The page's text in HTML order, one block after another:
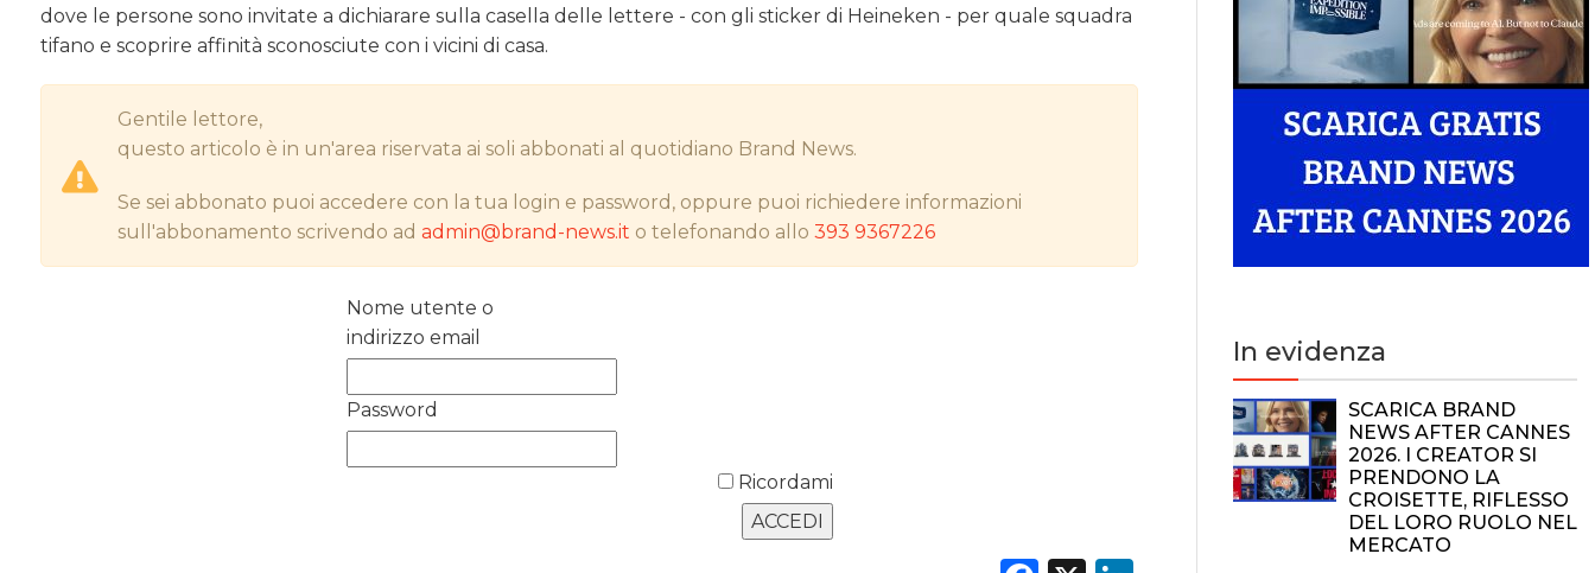
RICERCHE
CASE HISTORY
dove le persone sono invitate a dichiarare sulla casella delle lettere - con gli sticker di Heineken - per quale squadra
tifano e scoprire affinità sconosciute con i vicini di casa.
Gentile lettore,
questo articolo è in un'area riservata ai soli abbonati al quotidiano Brand News.
Se sei abbonato puoi accedere con la tua login e password, oppure puoi richiedere informazioni
sull'abbonamento scrivendo adadmin@brand-news.it o telefonando allo393 9367226
Nome utente o
indirizzo email
Password
Ricordami
In evidenza
SCARICA BRAND
NEWS AFTER CANNES
2026. I CREATOR SI
PRENDONO LA
CROISETTE, RIFLESSO
DEL LORO RUOLO NEL
MERCATO